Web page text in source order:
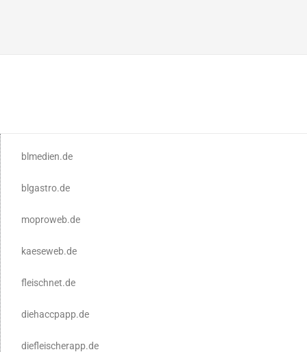
blmedien.de
blgastro.de
moproweb.de
kaeseweb.de
fleischnet.de
diehaccpapp.de
diefleischerapp.de